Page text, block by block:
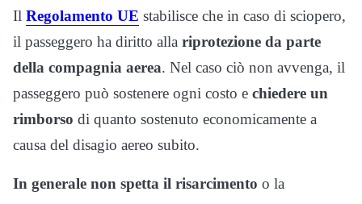
Il Regolamento UE stabilisce che in caso di sciopero,
il passeggero ha diritto alla riprotezione da parte
della compagnia aerea. Nel caso ciò non avvenga, il
passeggero può sostenere ogni costo e chiedere un
rimborso di quanto sostenuto economicamente a
causa del disagio aereo subito.
In generale non spetta il risarcimento o la